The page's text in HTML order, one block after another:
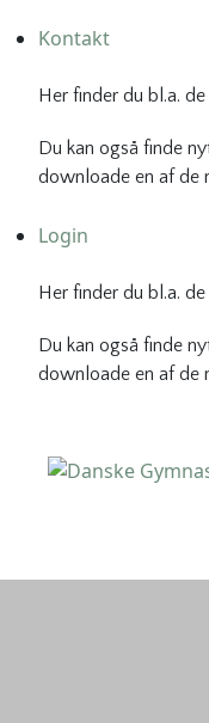
Kontakt
Her finder du bl.a.
Du kan også finde
downloade en af de
Login
Her finder du bl.a.
Du kan også finde
downloade en af de